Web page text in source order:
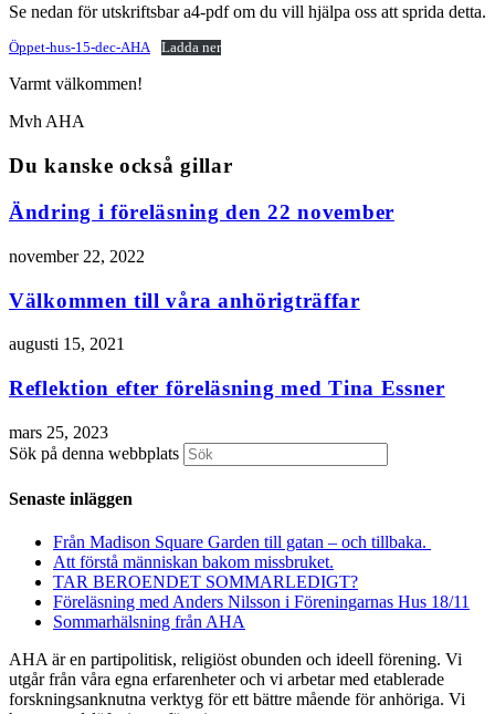
Se nedan för utskriftsbar a4-pdf om du vill hjälpa oss att sprida detta.
Öppet-hus-15-dec-AHA Ladda ner
Varmt välkommen!
Mvh AHA
Du kanske också gillar
Ändring i föreläsning den 22 november
november 22, 2022
Välkommen till våra anhörigträffar
augusti 15, 2021
Reflektion efter föreläsning med Tina Essner
mars 25, 2023
Sök på denna webbplats
Senaste inläggen
Från Madison Square Garden till gatan – och tillbaka.
Att förstå människan bakom missbruket.
TAR BEROENDET SOMMARLEDIGT?
Föreläsning med Anders Nilsson i Föreningarnas Hus 18/11
Sommarhälsning från AHA
AHA är en partipolitisk, religiöst obunden och ideell förening. Vi
utgår från våra egna erfarenheter och vi arbetar med etablerade
forskningsanknutna verktyg för ett bättre mående för anhöriga. Vi